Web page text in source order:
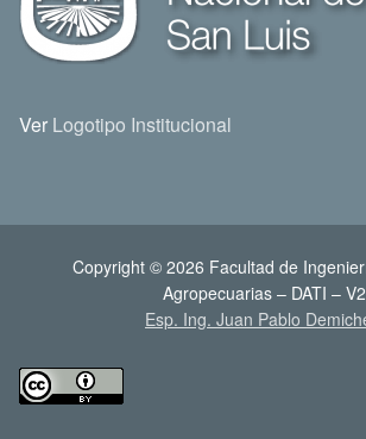
Ver Logotipo Institucional
Copyright © 2026 Facultad de
Agropecuarias – DATI –
Esp. Ing. Juan Pablo